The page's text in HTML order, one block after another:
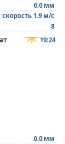
0.0 мм
скорость 1.9 м/с
8
19:24
0.0 мм